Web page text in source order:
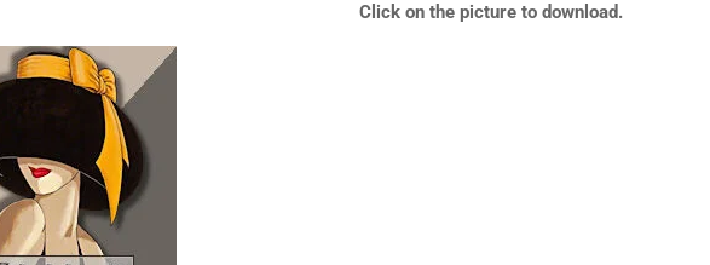
Click on the picture to download.